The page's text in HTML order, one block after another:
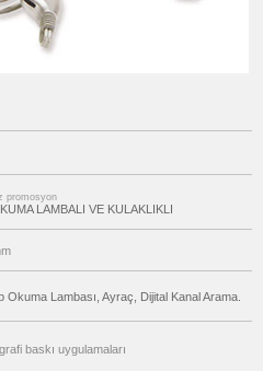
promosyon
LAMBALI VE KULAKLIKLI
Okuma Lambası, Ayraç, Dijital Kanal Arama.
baskı uygulamaları